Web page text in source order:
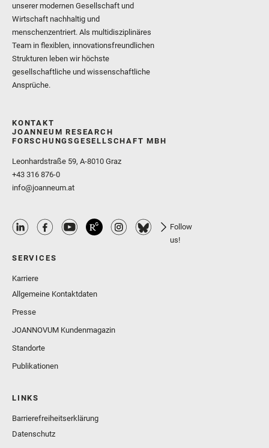
unserer modernen Gesellschaft und
Wirtschaft nachhaltig und
menschenzentriert. Als multidisziplinäres
Team in flexiblen, innovationsfreundlichen
Strukturen leben wir höchste
gesellschaftliche und wissenschaftliche
Ansprüche.
KONTAKT
JOANNEUM RESEARCH
FORSCHUNGSGESELLSCHAFT MBH
Leonhardstraße 59, A-8010 Graz
+43 316 876-0
info@joanneum.at
Follow
us!
SERVICES
Karriere
Allgemeine Kontaktdaten
Presse
JOANNOVUM Kundenmagazin
Standorte
Publikationen
LINKS
Barrierefreiheitserklärung
Datenschutz